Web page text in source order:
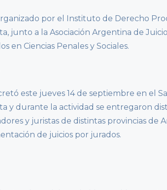
por el Instituto de Derecho
junto a la Asociación Argentina de
en Ciencias Penales y Sociales.
este jueves 14 de septiembre en el
y durante la actividad se entregaron
y juristas de distintas provincias
de juicios por jurados.